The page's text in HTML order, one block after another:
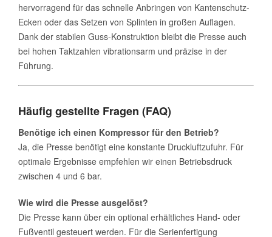
hervorragend für das schnelle Anbringen von Kantenschutz-
Ecken oder das Setzen von Splinten in großen Auflagen.
Dank der stabilen Guss-Konstruktion bleibt die Presse auch
bei hohen Taktzahlen vibrationsarm und präzise in der
Führung.
Häufig gestellte Fragen (FAQ)
Benötige ich einen Kompressor für den Betrieb?
Ja, die Presse benötigt eine konstante Druckluftzufuhr. Für
optimale Ergebnisse empfehlen wir einen Betriebsdruck
zwischen 4 und 6 bar.
Wie wird die Presse ausgelöst?
Die Presse kann über ein optional erhältliches Hand- oder
Fußventil gesteuert werden. Für die Serienfertigung